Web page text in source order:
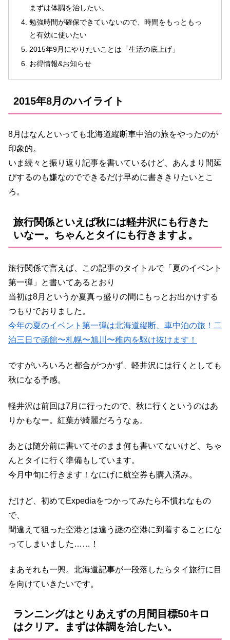
まずは体調を治したい。
勉強時間が確保できていないので、時間をもっともっ
と有効に使いたい
2015年9月にやりたいことは「生活の底上げ」
お得情報&お知らせ
2015年8月のハイライト
8月はなんといっても北海道縦断車中泊の旅をやったのが
印象的。
いま続々と振り返り記事を書いているけど、あんまり間延
びするのも嫌なのでできるだけ早めに書ききりたいとこ
ろ。
旅行関係といえば秋には軽井沢にも行きた
いなー。ちゃんとタイにも行きますよ。
旅行関係で言えば、この記事のタイトルで「夏のイベント
第一弾」と書いてあるとおり
当初は8月というか夏真っ盛りの間にもっとお出かけする
つもりでおりました。
今年の夏のイベント第一弾は北海道縦断、車中泊の旅！二
泊三日で函館〜札幌〜旭川〜稚内を駆け抜けます！
ですがいろいろと都合がつかず、軽井沢には行くとしても
秋になる予感。
軽井沢は前回は7月に行ったので、秋に行くというのはあ
りかもなー。紅葉が綺麗だろうなぁ。
あとは随分前に書いてそのまま何も書いてないけど、ちゃ
んとタイに行く準備もしています。
今月中旬に行きます！なにげに航空券も購入済み。
だけど、初めてExpediaをつかってみたら不慣れなもの
で、
間違えて狙った空港とは違う謎の空港に到着することにな
ってしまいました……！
まあそれも一興。北海道記事が一段落したらタイ旅行に目
を向けていきたいです。
ランニングはとりあえずの月間目標50キロ
はクリア。まずは体調を治したい。